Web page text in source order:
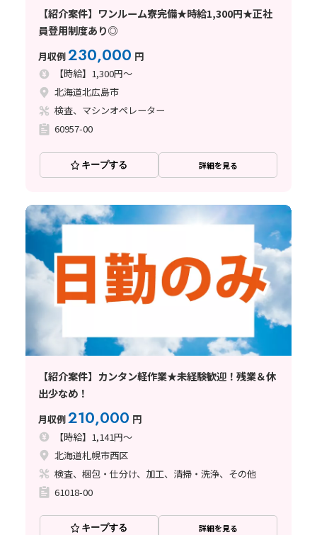
【紹介案件】ワンルーム寮完備★時給1,300円★正社
員登用制度あり◎
月収例230,000 円
【時給】1,300円～
北海道北広島市
検査、マシンオペレーター
60957-00
キープする 詳細を見る
【紹介案件】カンタン軽作業★未経験歓迎！残業＆休
出少なめ！
月収例210,000 円
【時給】1,141円～
北海道札幌市西区
検査、梱包・仕分け、加工、清掃・洗浄、その他
61018-00
キープする 詳細を見る